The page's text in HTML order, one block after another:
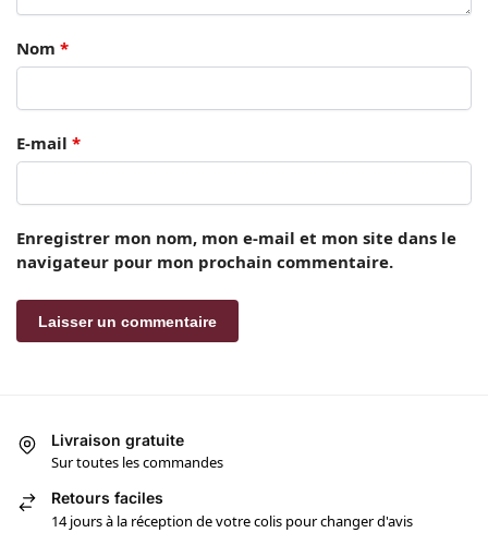
Nom *
E-mail *
Enregistrer mon nom, mon e-mail et mon site dans le
navigateur pour mon prochain commentaire.
Livraison gratuite
Sur toutes les commandes
Retours faciles
14 jours à la réception de votre colis pour changer d'avis